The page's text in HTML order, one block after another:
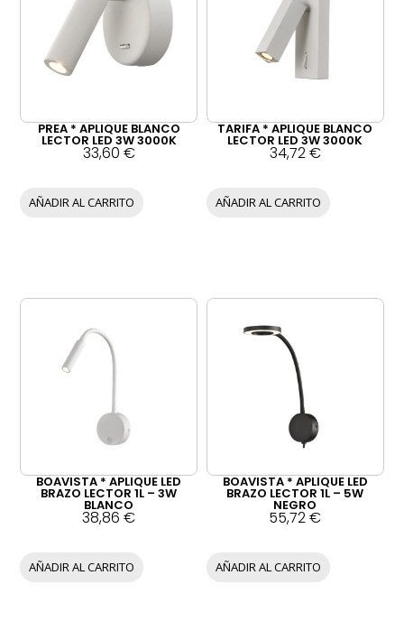
PREA * APLIQUE BLANCO
LECTOR LED 3W 3000K
33,60 €
AÑADIR AL CARRITO
TARIFA * APLIQUE BLANCO
LECTOR LED 3W 3000K
34,72€
AÑADIR AL CARRITO
BOAVISTA * APLIQUE LED
BRAZO LECTOR 1L – 3W
BLANCO
38,86€
AÑADIR AL CARRITO
BOAVISTA * APLIQUE LED
BRAZO LECTOR 1L – 5W
NEGRO
55,72€
AÑADIR AL CARRITO